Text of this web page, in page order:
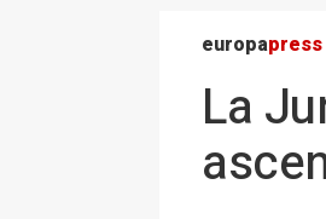
europapress
La